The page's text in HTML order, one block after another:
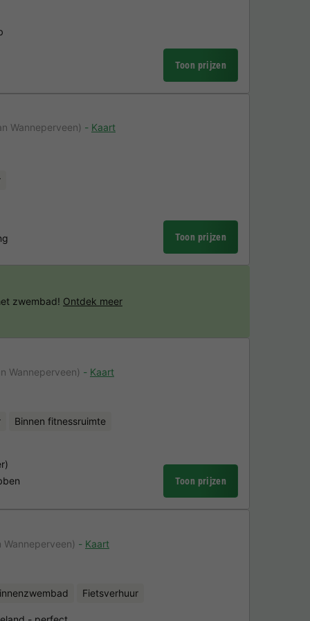
Toon prijzen
Wanneperveen) Kaart
Toon prijzen
Wanneperveen)
Kaart
Binnen fitnessruimte
Toon prijzen
Wanneperveen)
Kaart
Fietsverhuur
zwembad! Ontdek meer